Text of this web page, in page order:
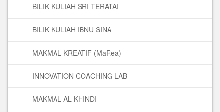
BILIK KULIAH SRI TERATAI
BILIK KULIAH IBNU SINA
MAKMAL KREATIF (MaRea)
INNOVATION COACHING LAB
MAKMAL AL KHINDI